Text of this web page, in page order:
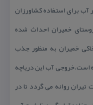
آب برای استفاده كشاورزان
خمیران احداث شده
خمیران به منظور جذب
است.خروجی آب این دریاچه
روانه می گردد تا در